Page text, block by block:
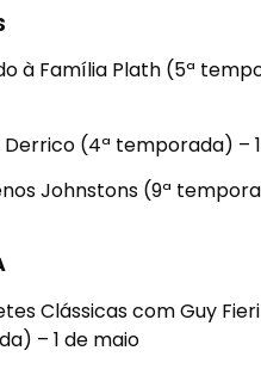
à Família Plath (5ª
Derrico (4ª temporada) –
Johnstons (9ª
Clássicas com Guy Fieri
– 1 de maio